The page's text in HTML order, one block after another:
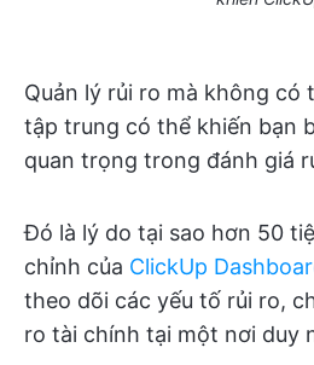
Quản lý rủi ro mà không có
tập trung có thể khiến bạn
quan trọng trong đánh giá
Đó là lý do tại sao hơn 50
chỉnh của ClickUp
theo dõi các yếu tố rủi ro,
ro tài chính tại một nơi duy